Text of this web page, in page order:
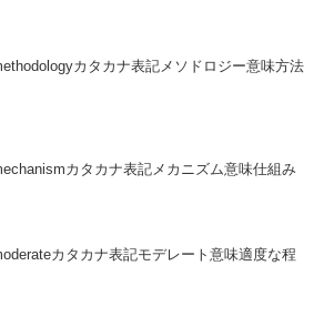
カタカナ表記メソドロジー意味方法
カタカナ表記メカニズム意味仕組み
カタカナ表記モデレート意味適度な程